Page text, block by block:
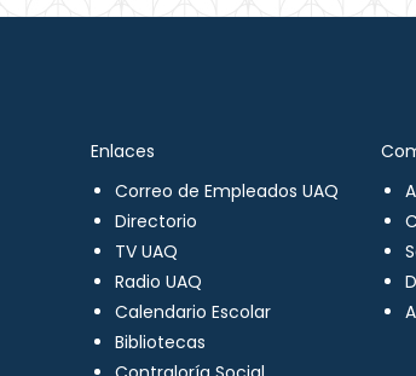
Enlaces
Correo de Empleados UAQ
Directorio
TV UAQ
Radio UAQ
Calendario Escolar
Bibliotecas